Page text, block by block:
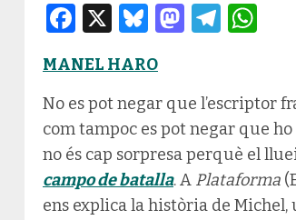
Facebook
X Bluesky
MANEL HARO
No es pot negar que l’escriptor
com tampoc es pot negar que
no és cap sorpresa perquè el
campo de batalla. A Plataforma
ens explica la història de